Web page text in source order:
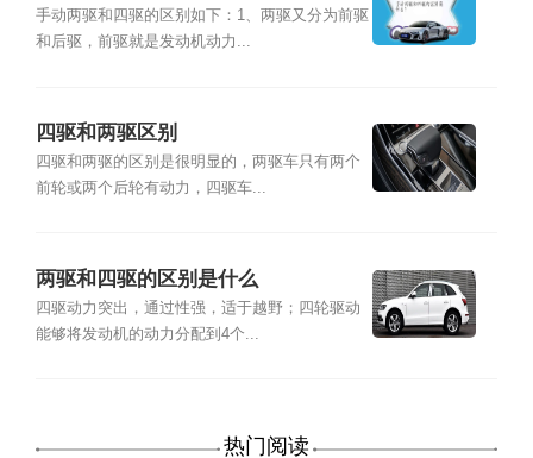
手动两驱和四驱的区别如下：1、两驱又分为前驱
和后驱，前驱就是发动机动力...
四驱和两驱区别
四驱和两驱的区别是很明显的，两驱车只有两个
前轮或两个后轮有动力，四驱车...
两驱和四驱的区别是什么
四驱动力突出，通过性强，适于越野；四轮驱动
能够将发动机的动力分配到4个...
热门阅读